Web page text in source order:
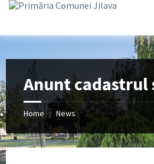
Anunt cadastrul
Home / News